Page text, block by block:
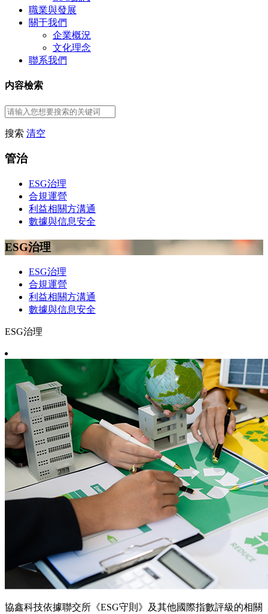
職業與發展
關于我們
企業概況
文化理念
聯系我們
内容檢索
搜索 清空
管治
ESG治理
合規運營
利益相關方溝通
數據與信息安全
ESG治理
ESG治理
合規運營
利益相關方溝通
數據與信息安全
ESG治理
協鑫科技依據聯交所《ESG守則》及其他國際指數評級的相關